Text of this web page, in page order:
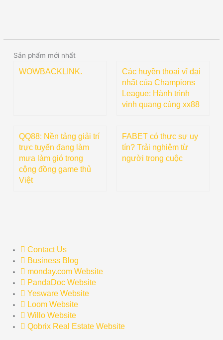
Sản phẩm mới nhất
WOWBACKLINK.
Các huyền thoại vĩ đại
nhất của Champions
League: Hành trình
vinh quang cùng xx88
QQ88: Nền tảng giải trí
trực tuyến đang làm
mưa làm gió trong
cộng đồng game thủ
Việt
FABET có thực sự uy
tín? Trải nghiệm từ
người trong cuộc
Contact Us
Business Blog
monday.com Website
PandaDoc Website
Yesware Website
Loom Website
Willo Website
Qobrix Real Estate Website